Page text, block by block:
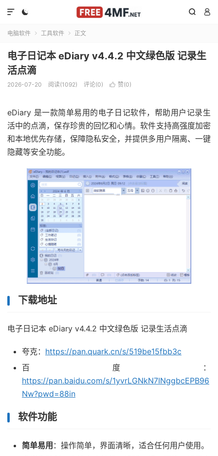
  

电脑软件  工具软件  正文
电子日记本 eDiary v4.4.2 中文绿色版 记录生
活点滴
2026-07-20 阅读(1092) 评论(0)  赞(0)
eDiary 是一款简单易用的电子日记软件，帮助用户记录生
活中的点滴，保存珍贵的回忆和心情。软件支持高强度加密
和本地优先存储，保障隐私安全，并提供多用户隔离、一键
隐藏等安全功能。
下载地址
电子日记本 eDiary v4.4.2 中文绿色版 记录生活点滴
夸克： https://pan.quark.cn/s/519be15fbb3c
百度：
https://pan.baidu.com/s/1yvrLGNkN7INggbcEPB96
Nw?pwd=88in
软件功能
简单易用 ：操作简单，界面清晰，适合任何用户使用。